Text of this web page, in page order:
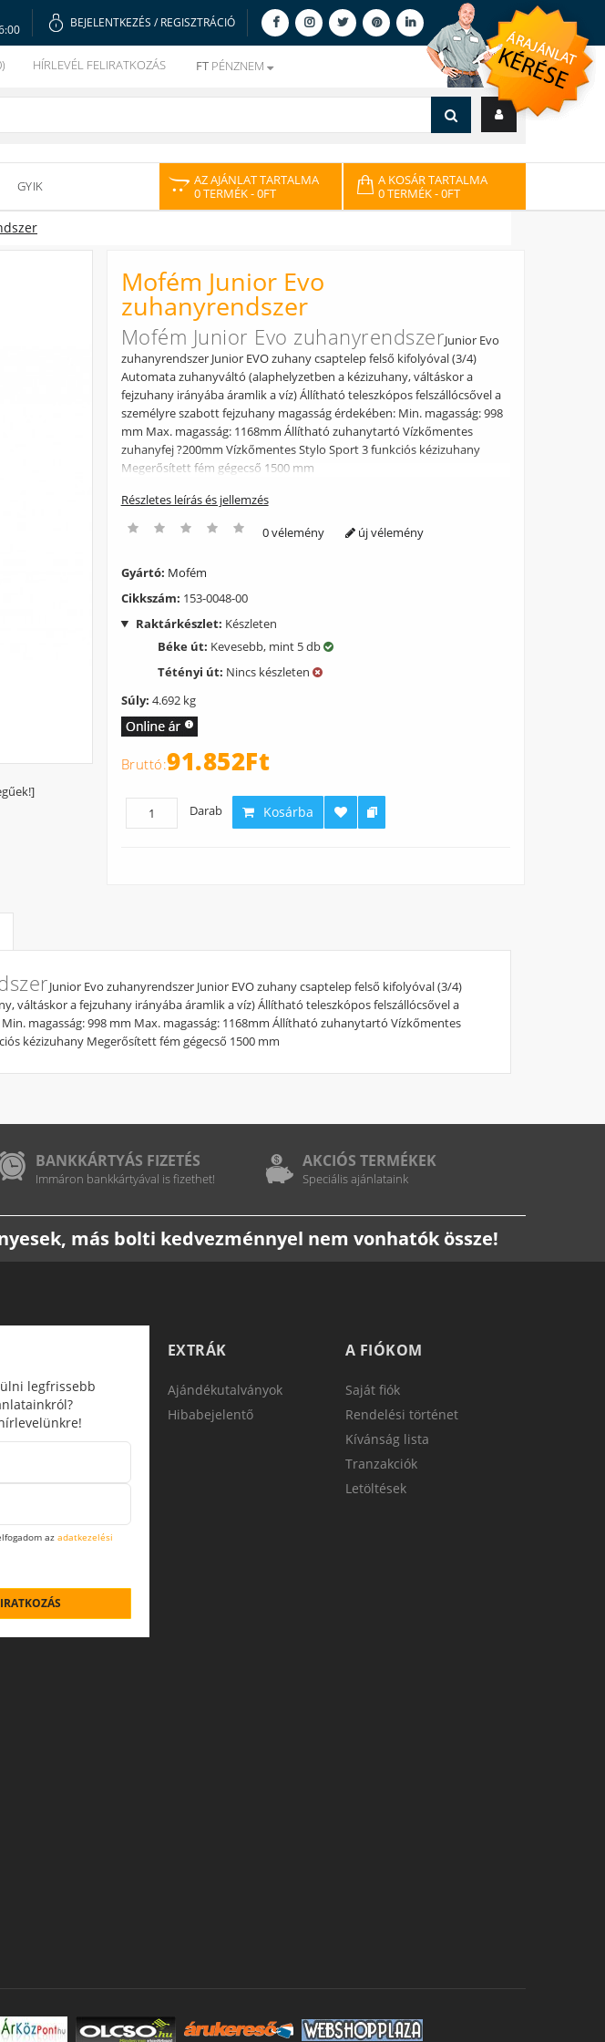
BEJELENTKEZÉS / REGISZTRÁCIÓ
HÍRLEVÉL FELIRATKOZÁS FT PÉNZNEM
GYIK
AZ AJÁNLAT TARTALMA
0 TERMÉK- 0FT
A KOSÁR TARTALMA
0 TERMÉK- 0FT
Mofém Junior Evo
zuhanyrendszer
Mofém Junior Evo zuhanyrendszerJunior Evo
zuhanyrendszer Junior EVO zuhany csaptelep felső kifolyóval (3/4)
Automata zuhanyváltó (alaphelyzetben a kézizuhany, váltáskor a
fejzuhany irányába áramlik a víz) Állítható teleszkópos felszállócsővel a
személyre szabott fejzuhany magasság érdekében: Min. magasság: 998
mm Max. magasság: 1168mm Állítható zuhanytartó Vízkőmentes
zuhanyfej ?200mm Vízkőmentes Stylo Sport 3 funkciós kézizuhany
Megerősített fém gégecső 1500 mm
Részletes leírás és jellemzés
0 vélemény új vélemény
Gyártó: Mofém
Cikkszám: 153-0048-00
Raktárkészlet: Készleten
Béke út: Kevesebb, mint 5 db
Tétényi út: Nincs készleten
Súly: 4.692 kg
91.852Ft
Darab Kosárba
Junior Evo zuhanyrendszer Junior EVO zuhany csaptelep felső kifolyóval (3/4)
váltáskor a fejzuhany irányába áramlik a víz) Állítható teleszkópos felszállócsővel a
magasság: 998 mm Max. magasság: 1168mm Állítható zuhanytartó Vízkőmentes
kézizuhany Megerősített fém gégecső 1500 mm
BANKKÁRTYÁS FIZETÉS
Immáron bankkártyával is fizethet!
AKCIÓS TERMÉKEK
Speciális ajánlataink
más bolti kedvezménnyel nem vonhatók össze!
legfrissebb
az adatkezelési
EXTRÁK
Ajándékutalványok
Hibabejelentő
A FIÓKOM
Saját fiók
Rendelési történet
Kívánság lista
Tranzakciók
Letöltések